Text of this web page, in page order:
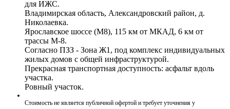
для ИЖС.
Владимирская область, Александровский район, д.
Николаевка.
Ярославское шоссе (М8), 115 км от МКАД, 6 км от
трассы М-8.
Согласно ПЗЗ - Зона Ж1, под комплекс индивидуальных
жилых домов с общей инфраструктурой.
Прекрасная транспортная доступность: асфальт вдоль
участка.
Ровный участок.
Стоимость не является публичной офертой и требует уточнения у